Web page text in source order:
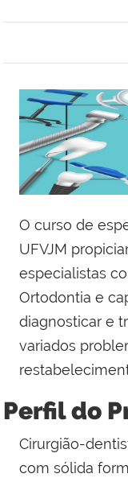
O curso de
UFVJM
especialistas
Ortodontia e
diagnosticar e
variados
Perfil do
Cirurgião-
com sólida